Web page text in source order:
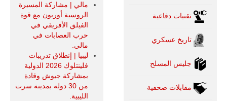
تقنيات دفاعية
تاريخ عسكري
جليس المسلح
مقابلات صحفية
مالي | مشاركة المسيرة
الروسية أوريون مع قوة
الفيلق الأفريقي في
حرب العصابات في
مالي.
ليبيا | إنطلاق تدريبات
فلينتلوك 2026 الدولية
بمشاركة جيوش وقادة
من 30 دولة بمدينة سرت
الليبية.